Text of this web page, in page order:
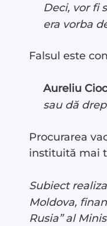
Virtual
Deci, vor fi
era vorba
Falsul este
Aureliu
sau dă
Procurarea
instituită mai
Subiect
Moldova,
Rusia” al